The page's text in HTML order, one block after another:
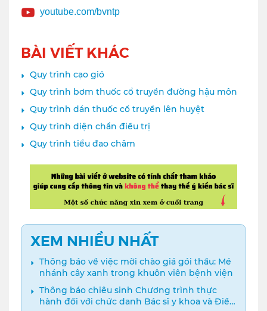
youtube.com/bvntp
BÀI VIẾT KHÁC
Quy trình cạo gió
Quy trình bơm thuốc cổ truyền đường hậu môn
Quy trình dán thuốc cổ truyền lên huyệt
Quy trình diện chẩn điều trị
Quy trình tiểu đao châm
XEM NHIỀU NHẤT
Thông báo về việc mời chào giá gói thầu: Mé
nhánh cây xanh trong khuôn viên bệnh viện
Thông báo chiêu sinh Chương trình thực
hành đối với chức danh Bác sĩ y khoa và Điều